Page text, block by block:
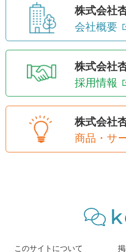
株式会社
会社概要
株式会社
採用情報
株式会社
商品・サ
このサイトについて